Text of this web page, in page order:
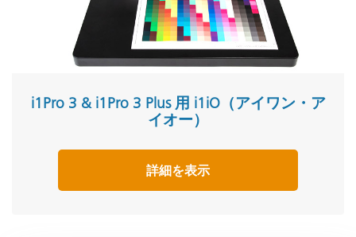
i1Pro 3 & i1Pro 3 Plus 用 i1iO（アイワン・ア
イオー）
詳細を表示